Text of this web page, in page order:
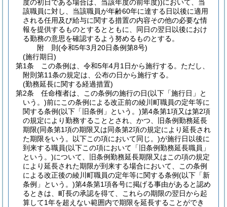
度の初日である場合は、当該年度の前年度))において、当
該職員に対し、当該職員が年齢60年に達する日以後に適用
される任用及び給与に関する措置の内容その他の必要な情
報を提供するものとするとともに、同日の翌日以後におけ
る勤務の意思を確認するよう努めるものとする。
附 則(令和5年3月20日条例第8号)
(施行期日)
第1条
この条例は、令和5年4月1日から施行する。 ただし、
附則第11条の規定は、公布の日から施行する。
(勤務延長に関する経過措置)
第2条
任命権者は、この条例の施行の日(以下「施行日」と
いう。)前にこの条例による改正前の綾川町職員の定年等に
関する条例(以下「旧条例」という。)第4条第1項又は第2項
の規定により勤務することとされ、かつ、旧条例勤務延長
期限(同条第1項の期限又は同条第2項の規定により延長され
た期限をいう。以下この項において同じ。)が施行日以後に
到来する職員(以下この項において「旧条例勤務延長職員」
という。)について、旧条例勤務延長期限又はこの項の規定
により延長された期限が到来する場合において、この条例
による改正後の綾川町職員の定年等に関する条例(以下「新
条例」という。)第4条第1項各号に掲げる事由があると認め
るときは、町長の承認を得て、これらの期限の翌日から起
算して1年を超えない範囲内で期限を延長することができ